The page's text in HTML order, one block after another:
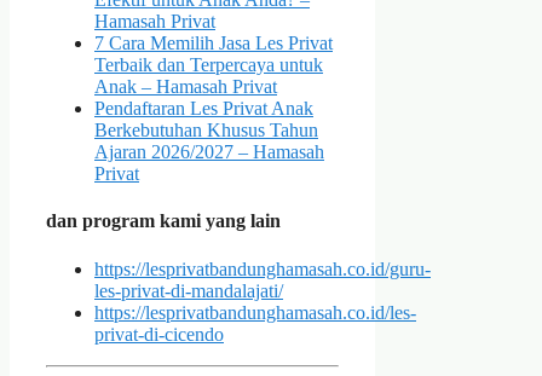
Hamasah Privat
7 Cara Memilih Jasa Les Privat
Terbaik dan Terpercaya untuk
Anak – Hamasah Privat
Pendaftaran Les Privat Anak
Berkebutuhan Khusus Tahun
Ajaran 2026/2027 – Hamasah
Privat
dan program kami yang lain
https://lesprivatbandunghamasah.co.id/guru-
les-privat-di-mandalajati/
https://lesprivatbandunghamasah.co.id/les-
privat-di-cicendo